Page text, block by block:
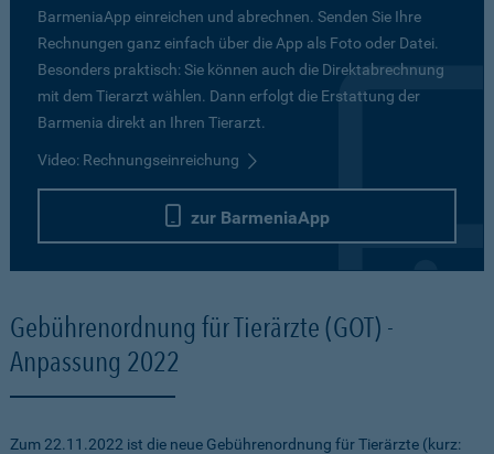
BarmeniaApp einreichen und abrechnen. Senden Sie Ihre
Rechnungen ganz einfach über die App als Foto oder Datei.
Besonders praktisch: Sie können auch die Direktabrechnung
mit dem Tierarzt wählen. Dann erfolgt die Erstattung der
Barmenia direkt an Ihren Tierarzt.
Video: Rechnungseinreichung
zur BarmeniaApp
Gebührenordnung für Tierärzte (GOT) -
Anpassung 2022
Zum 22.11.2022 ist die neue Gebührenordnung für Tierärzte (kurz: